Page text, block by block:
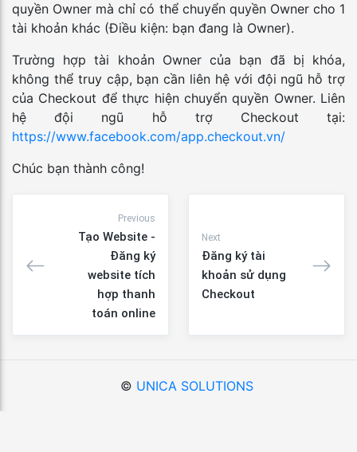
quyền Owner mà chỉ có thể chuyển quyền Owner cho 1
tài khoản khác (Điều kiện: bạn đang là Owner).
Trường hợp tài khoản Owner của bạn đã bị khóa,
không thể truy cập, bạn cần liên hệ với đội ngũ hỗ trợ
của Checkout để thực hiện chuyển quyền Owner. Liên
hệ đội ngũ hỗ trợ Checkout tại:
https://www.facebook.com/app.checkout.vn/
Chúc bạn thành công!
Previous
Tạo Website -
Đăng ký
website tích
hợp thanh
toán online
Next
Đăng ký tài
khoản sử dụng
Checkout
© UNICA SOLUTIONS